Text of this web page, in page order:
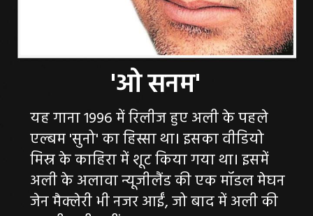
यह गाना 1996 में रिलीज हुए अली के पहले
एल्बम 'सुनो' का हिस्सा था। इसका वीडियो
मिस्र के काहिरा में शूट किया गया था। इसमें
अली के अलावा न्यूजीलैंड की एक मॉडल मेघन
जेन मैक्लेरी भी नजर आईं, जो बाद में अली की